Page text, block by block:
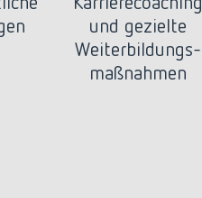
und gezielte
Weiterbildungs-
maßnahmen